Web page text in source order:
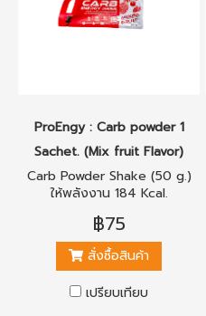
ProEngy : Carb powder 1
Sachet. (Mix fruit Flavor)
Carb Powder Shake (50 g.)
ให้พลังงาน 184 Kcal.
฿75
สั่งซื้อสินค้า
เปรียบเทียบ